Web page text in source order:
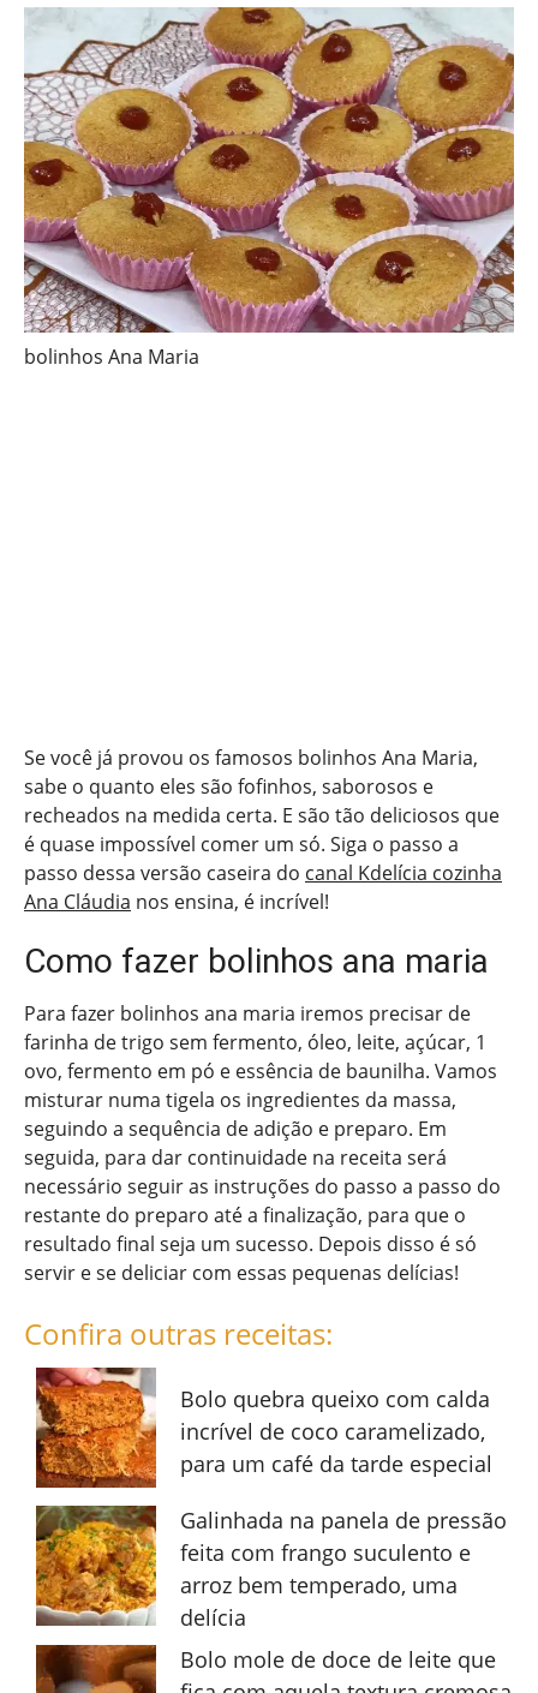
bolinhos Ana Maria
Se você já provou os famosos bolinhos Ana Maria,
sabe o quanto eles são fofinhos, saborosos e
recheados na medida certa. E são tão deliciosos que
é quase impossível comer um só. Siga o passo a
passo dessa versão caseira do canal Kdelícia cozinha
Ana Cláudia nos ensina, é incrível!
Como fazer bolinhos ana maria
Para fazer bolinhos ana maria iremos precisar de
farinha de trigo sem fermento, óleo, leite, açúcar, 1
ovo, fermento em pó e essência de baunilha. Vamos
misturar numa tigela os ingredientes da massa,
seguindo a sequência de adição e preparo. Em
seguida, para dar continuidade na receita será
necessário seguir as instruções do passo a passo do
restante do preparo até a finalização, para que o
resultado final seja um sucesso. Depois disso é só
servir e se deliciar com essas pequenas delícias!
Confira outras receitas:
Bolo quebra queixo com calda
incrível de coco caramelizado,
para um café da tarde especial
Galinhada na panela de pressão
feita com frango suculento e
arroz bem temperado, uma
delícia
Bolo mole de doce de leite que